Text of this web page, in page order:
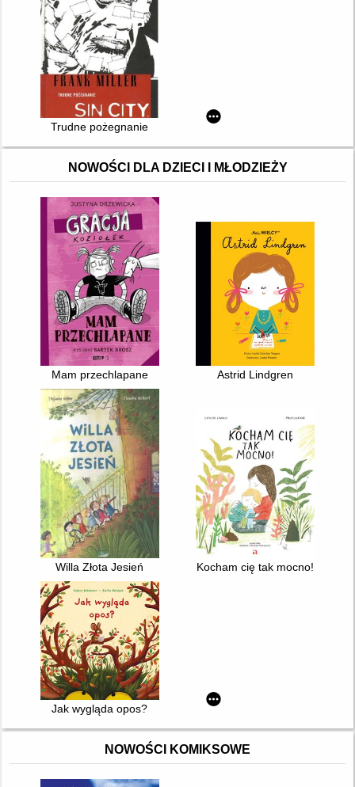
Trudne pożegnanie
NOWOŚCI DLA DZIECI I MŁODZIEŻY
Mam przechlapane Astrid Lindgren
Willa Złota Jesień Kocham cię tak mocno!
Jak wygląda opos?
NOWOŚCI KOMIKSOWE